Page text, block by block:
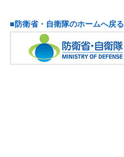
■防衛省・自衛隊のホームへ戻る